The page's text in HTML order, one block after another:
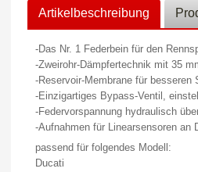
Artikelbeschreibung
-Das Nr. 1 Federbein für den
-Zweirohr-Dämpfertechnik mit 35
-Reservoir-Membrane für besseren
-Einzigartiges Bypass-Ventil,
-Federvorspannung hydraulisch
-Aufnahmen für Linearsensoren an
passend für folgendes Modell:
Ducati